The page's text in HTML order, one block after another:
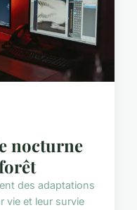
nocturne
des adaptations
vie et leur survie